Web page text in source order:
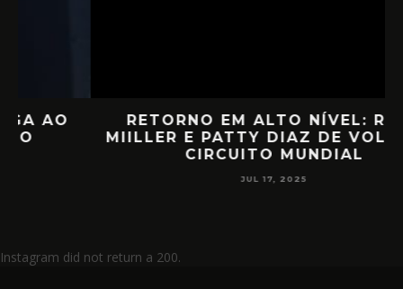
RETORNO EM ALTO NÍVEL: RAFA
MIILLER E PATTY DIAZ DE VOLTA AO
CIRCUITO MUNDIAL
Instagram did not return a 200.